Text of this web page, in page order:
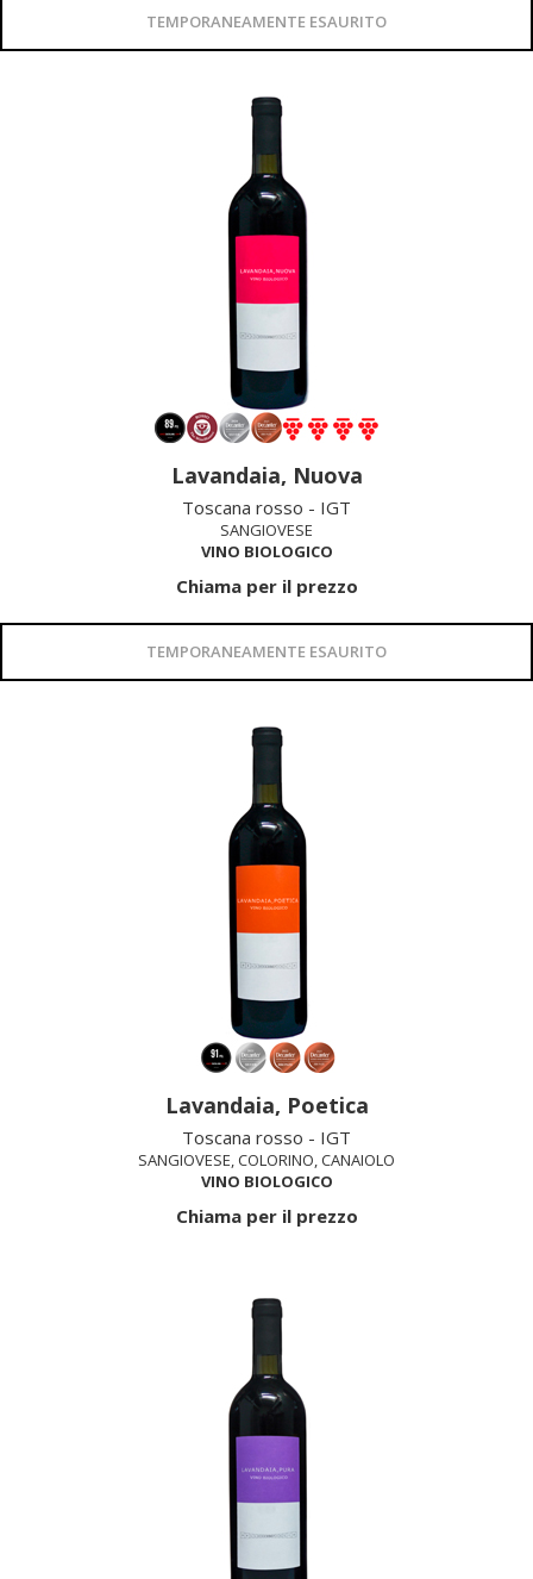
TEMPORANEAMENTE ESAURITO
Lavandaia, Nuova
Toscana rosso - IGT
SANGIOVESE
VINO BIOLOGICO
Chiama per il prezzo
TEMPORANEAMENTE ESAURITO
Lavandaia, Poetica
Toscana rosso - IGT
SANGIOVESE, COLORINO, CANAIOLO
VINO BIOLOGICO
Chiama per il prezzo